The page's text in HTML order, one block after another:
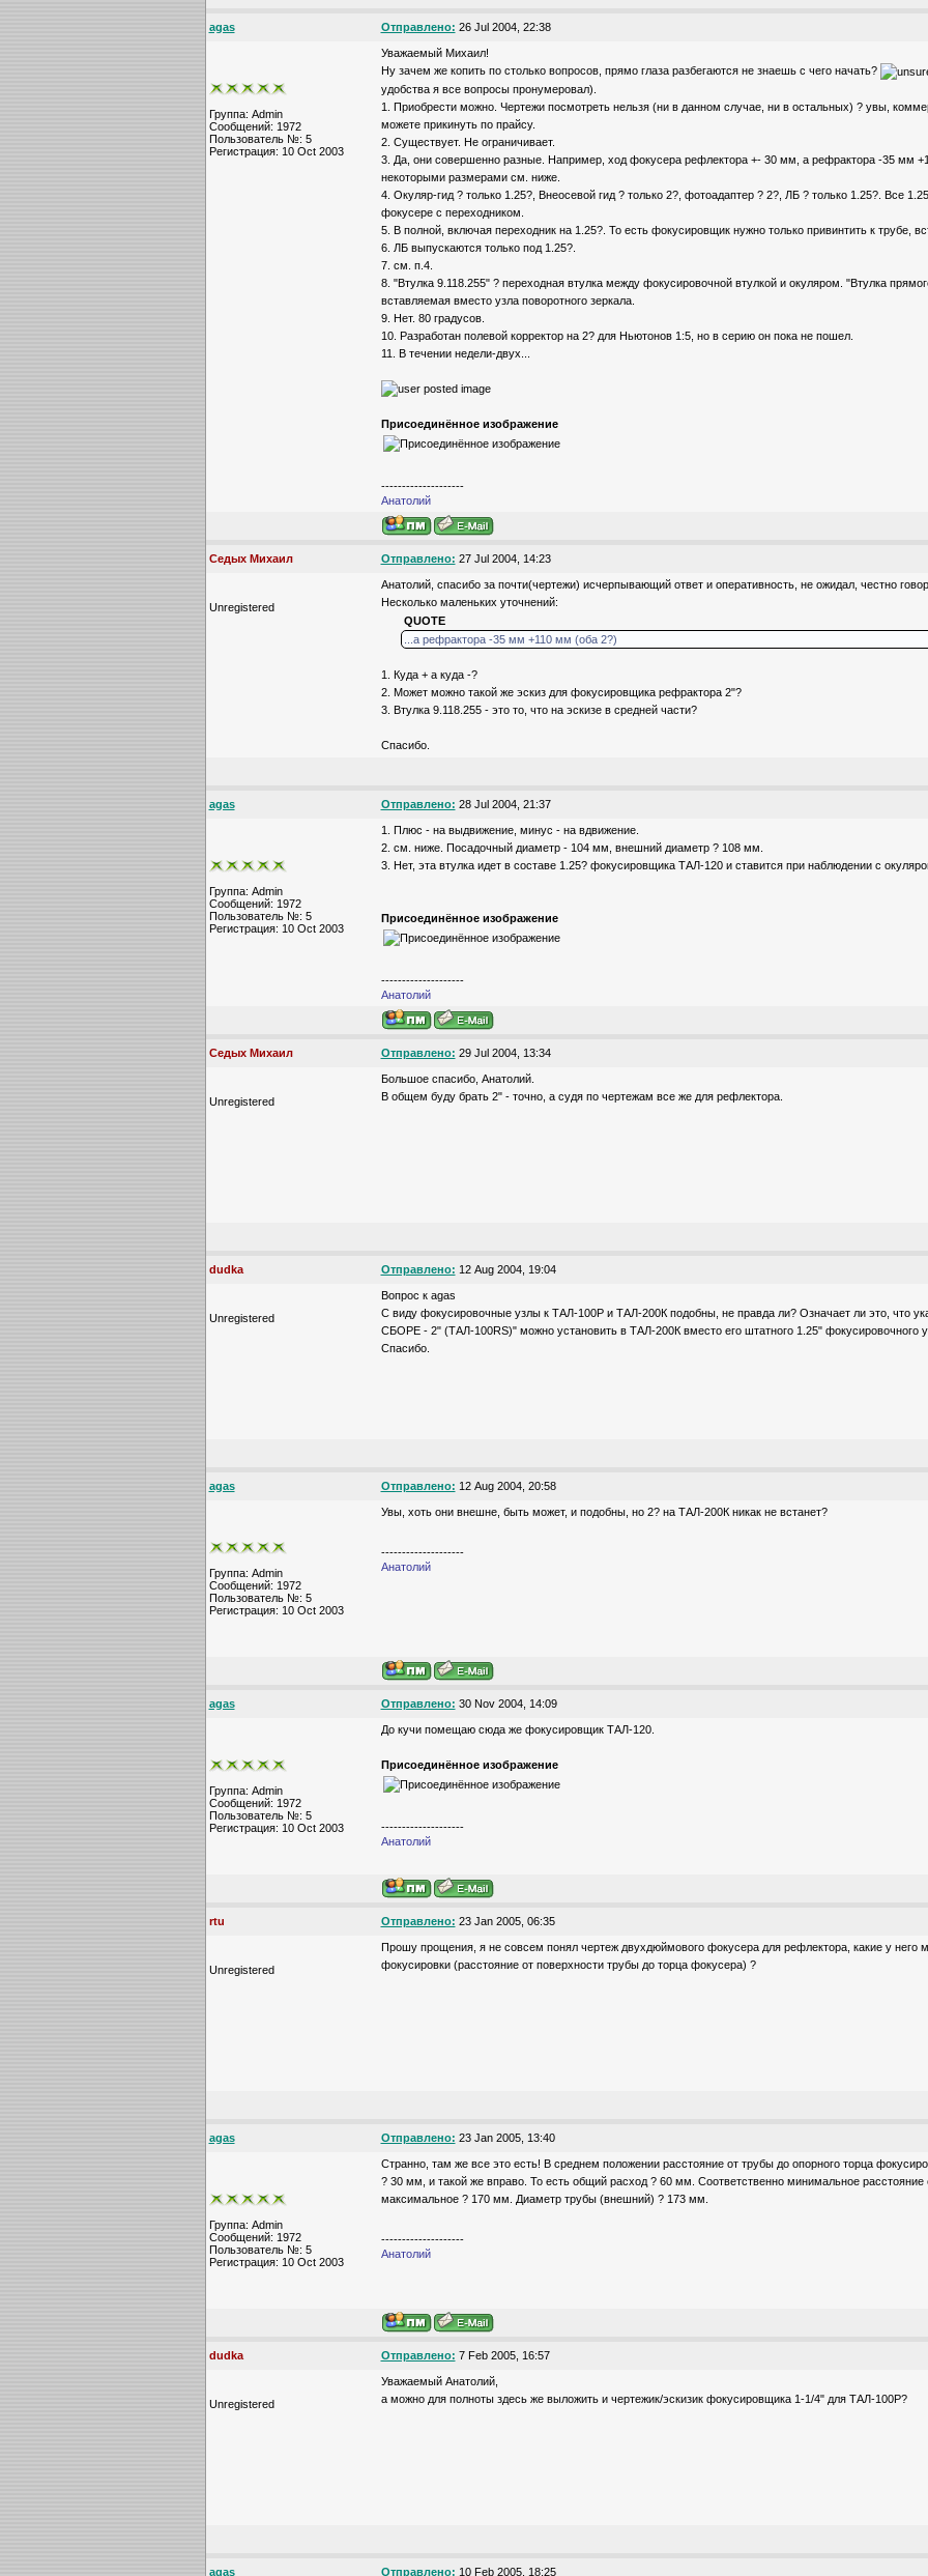
agas Отправлено: 26 Jul 2004, 22:38
Группа: Admin
Сообщений: 1972
Пользователь №: 5
Регистрация: 10 Oct 2003
Уважаемый Михаил!
Ну зачем же копить по столько вопросов, прямо глаза разбегаются не знаешь с чего начать?
удобства я все вопросы пронумеровал).
1. Приобрести можно. Чертежи посмотреть нельзя (ни в данном случае, ни в остальных) ? увы,
можете прикинуть по прайсу.
2. Существует. Не ограничивает.
3. Да, они совершенно разные. Например, ход фокусера рефлектора +- 30 мм, а рефрактора -35 мм
некоторыми размерами см. ниже.
4. Окуляр-гид ? только 1.25?, Внеосевой гид ? только 2?, фотоадаптер ? 2?, ЛБ ? только 1.25?. Все
фокусере с переходником.
5. В полной, включая переходник на 1.25?. То есть фокусировщик нужно только привинтить к трубе,
6. ЛБ выпускаются только под 1.25?.
7. см. п.4.
8. "Втулка 9.118.255" ? переходная втулка между фокусировочной втулкой и окуляром. "Втулка
вставляемая вместо узла поворотного зеркала.
9. Нет. 80 градусов.
10. Разработан полевой корректор на 2? для Ньютонов 1:5, но в серию он пока не пошел.
11. В течении недели-двух...
Присоединённое изображение
--------------------
Анатолий
Седых Михаил Отправлено: 27 Jul 2004, 14:23
Unregistered
Анатолий, спасибо за почти(чертежи) исчерпывающий ответ и оперативность, не ожидал, честно
Несколько маленьких уточнений:
QUOTE
...а рефрактора -35 мм +110 мм (оба 2?)
1. Куда + а куда -?
2. Может можно такой же эскиз для фокусировщика рефрактора 2"?
3. Втулка 9.118.255 - это то, что на эскизе в средней части?
Спасибо.
agas Отправлено: 28 Jul 2004, 21:37
Группа: Admin
Сообщений: 1972
Пользователь №: 5
Регистрация: 10 Oct 2003
1. Плюс - на выдвижение, минус - на вдвижение.
2. см. ниже. Посадочный диаметр - 104 мм, внешний диаметр ? 108 мм.
3. Нет, эта втулка идет в составе 1.25? фокусировщика ТАЛ-120 и ставится при наблюдении с
Присоединённое изображение
--------------------
Анатолий
Седых Михаил Отправлено: 29 Jul 2004, 13:34
Unregistered
Большое спасибо, Анатолий.
В общем буду брать 2" - точно, а судя по чертежам все же для рефлектора.
dudka Отправлено: 12 Aug 2004, 19:04
Unregistered
Вопрос к agas
С виду фокусировочные узлы к ТАЛ-100Р и ТАЛ-200К подобны, не правда ли? Означает ли это,
СБОРЕ - 2" (ТАЛ-100RS)" можно установить в ТАЛ-200К вместо его штатного 1.25" фокусировочного
Спасибо.
agas Отправлено: 12 Aug 2004, 20:58
Группа: Admin
Сообщений: 1972
Пользователь №: 5
Регистрация: 10 Oct 2003
Увы, хоть они внешне, быть может, и подобны, но 2? на ТАЛ-200К никак не встанет?
--------------------
Анатолий
agas Отправлено: 30 Nov 2004, 14:09
Группа: Admin
Сообщений: 1972
Пользователь №: 5
Регистрация: 10 Oct 2003
До кучи помещаю сюда же фокусировщик ТАЛ-120.
Присоединённое изображение
--------------------
Анатолий
rtu Отправлено: 23 Jan 2005, 06:35
Unregistered
Прошу прощения, я не совсем понял чертеж двухдюймового фокусера для рефлектора, какие у
фокусировки (расстояние от поверхности трубы до торца фокусера) ?
agas Отправлено: 23 Jan 2005, 13:40
Группа: Admin
Сообщений: 1972
Пользователь №: 5
Регистрация: 10 Oct 2003
Странно, там же все это есть! В среднем положении расстояние от трубы до опорного торца
? 30 мм, и такой же вправо. То есть общий расход ? 60 мм. Соответственно минимальное расстояние
максимальное ? 170 мм. Диаметр трубы (внешний) ? 173 мм.
--------------------
Анатолий
dudka Отправлено: 7 Feb 2005, 16:57
Unregistered
Уважаемый Анатолий,
а можно для полноты здесь же выложить и чертежик/эскизик фокусировщика 1-1/4" для ТАЛ-100Р?
agas Отправлено: 10 Feb 2005, 18:25